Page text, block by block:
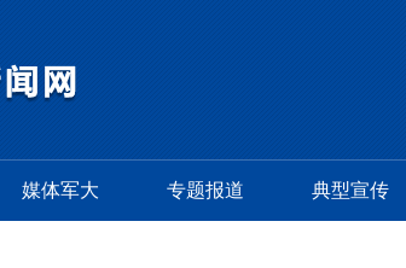
媒体军大 专题报道 典型宣传